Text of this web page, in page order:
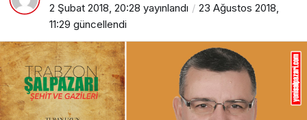
2 Şubat 2018, 20:28 yayınlandı
23 Ağustos 2018,
11:29 güncellendi